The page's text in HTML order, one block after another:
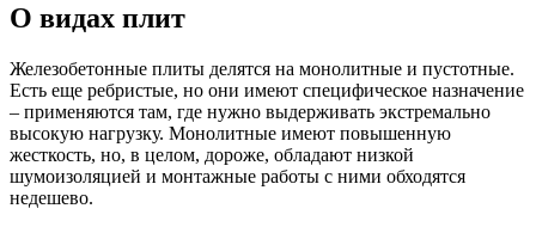
О видах плит
Железобетонные плиты делятся на монолитные и пустотные.
Есть еще ребристые, но они имеют специфическое назначение
– применяются там, где нужно выдерживать экстремально
высокую нагрузку. Монолитные имеют повышенную
жесткость, но, в целом, дороже, обладают низкой
шумоизоляцией и монтажные работы с ними обходятся
недешево.